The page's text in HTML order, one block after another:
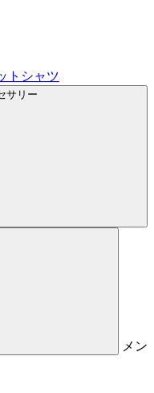
トシャツ
サリー
メン